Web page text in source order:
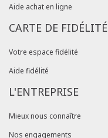
Aide achat en ligne
CARTE DE FIDÉLITÉ
Votre espace fidélité
Aide fidélité
L'ENTREPRISE
Mieux nous connaître
Nos engagements